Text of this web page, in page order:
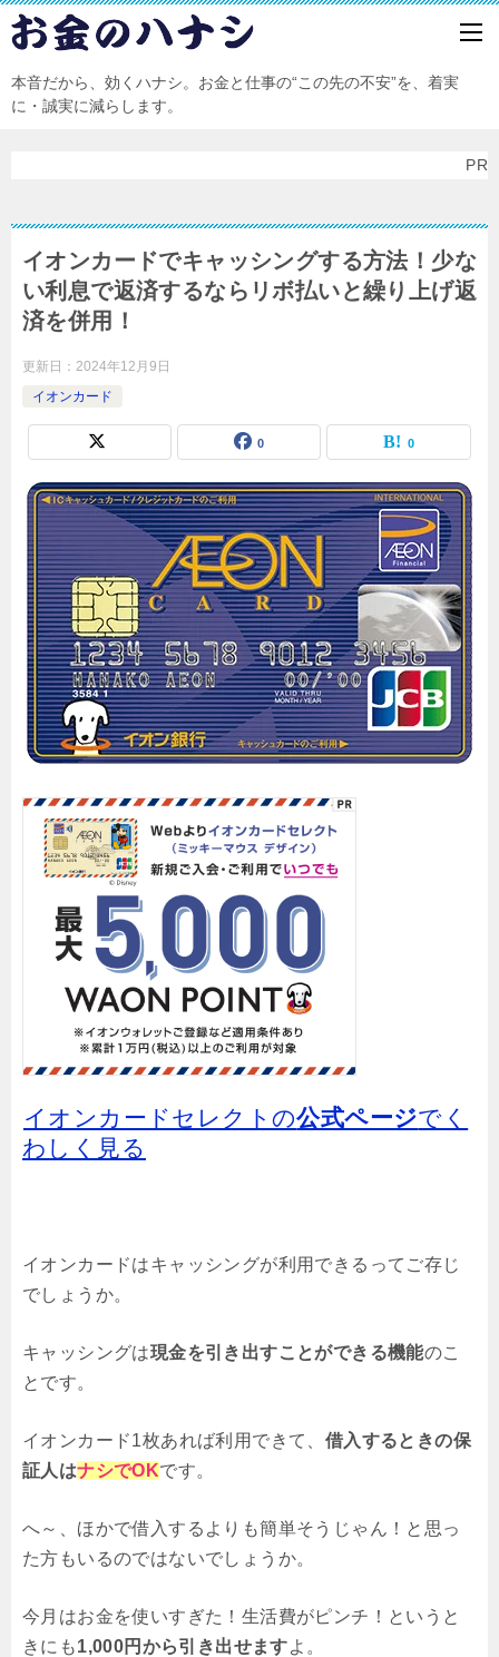
本音だから、効くハナシ。お金と仕事の“この先の不安”を、着実
に・誠実に減らします。
PR
イオンカードでキャッシングする方法！少な
い利息で返済するならリボ払いと繰り上げ返
済を併用！
更新日： 2024年12月9日
イオンカード
0 0
イオンカードセレクトの公式ページでく
わしく見る
イオンカードはキャッシングが利用できるってご存じ
でしょうか。
キャッシングは現金を引き出すことができる機能のこ
とです。
イオンカード1枚あれば利用できて、 借入するときの保
証人はナシでOKです。
へ～、ほかで借入するよりも簡単そうじゃん！と思っ
た方もいるのではないでしょうか。
今月はお金を使いすぎた！生活費がピンチ！というと
きにも1,000円から引き出せますよ。